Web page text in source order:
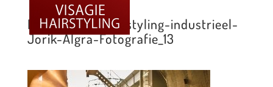
MMVisagie & Hairstyling-industrieel-
Jorik-Algra-Fotografie_13